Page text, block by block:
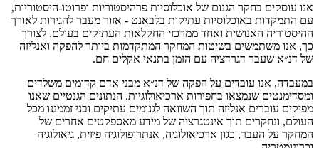
אנו עוסקים בחקר הגנום של אוכלוסיות פרהיסטוריות ופרוטו-היסטוריות,
עם התמקדות באוכלוסיות עתיקות בלבאנט - אזור מעבר להגירות לאורך
ההיסטוריה האנושית ואחד ממרכזי החקלאות העתיקים בעולם. לצורך
כך, אנו משתמשים בשיטות המחקר המתקדמות ביותר להפקה ואנליזה
של דנ״א שעבר דגרדציה עם הזמן בתנאי אקלים חם.
במעבדה, אנו עובדים על הפקה של דנ״א מבני אדם קדומים משלדים
ומסדימנטים שנמצאו בחפירות ארכיאולוגיות. הנתונים הגנטיים שאנו
מפיקים עוברים אנליזה תוך השוואה לגנומים עתיקים ובני זממננו מכל
העולם, ונחקרים תוך אינטגרציה של מידע מאספקטים אחרים של
המחקר על העבר, כגון ארכיאולוגיה, אנתרופולוגיה פיזית, גיאולוגיה